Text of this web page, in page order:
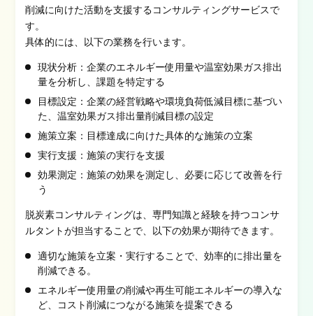
削減に向けた活動を支援するコンサルティングサービスで
す。
具体的には、以下の業務を行います。
現状分析：企業のエネルギー使用量や温室効果ガス排出
量を分析し、課題を特定する
目標設定：企業の経営戦略や環境負荷低減目標に基づい
た、温室効果ガス排出量削減目標の設定
施策立案：目標達成に向けた具体的な施策の立案
実行支援：施策の実行を支援
効果測定：施策の効果を測定し、必要に応じて改善を行
う
脱炭素コンサルティングは、専門知識と経験を持つコンサ
ルタントが担当することで、以下の効果が期待できます。
適切な施策を立案・実行することで、効率的に排出量を
削減できる。
エネルギー使用量の削減や再生可能エネルギーの導入な
ど、コスト削減につながる施策を提案できる